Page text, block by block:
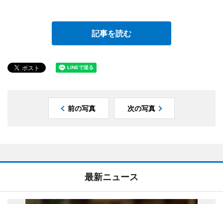
記事を読む
前の写真 次の写真
最新ニュース